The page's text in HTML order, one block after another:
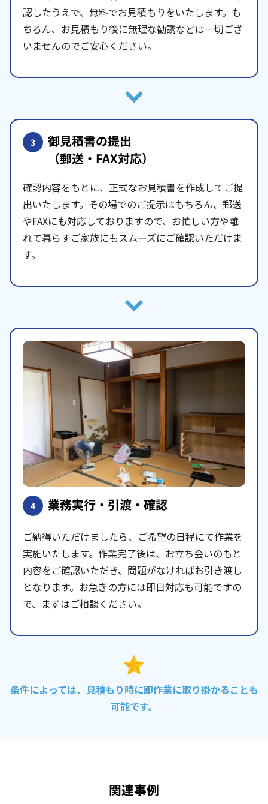
認したうえで、無料でお見積もりをいたします。も
ちろん、お見積もり後に無理な勧誘などは一切ござ
いませんのでご安心ください。
3 御見積書の提出
（郵送・FAX対応）
確認内容をもとに、正式なお見積書を作成してご提
出いたします。その場でのご提示はもちろん、郵送
やFAXにも対応しておりますので、お忙しい方や離
れて暮らすご家族にもスムーズにご確認いただけま
す。
4 業務実行・引渡・確認
ご納得いただけましたら、ご希望の日程にて作業を
実施いたします。作業完了後は、お立ち会いのもと
内容をご確認いただき、問題がなければお引き渡し
となります。お急ぎの方には即日対応も可能ですの
で、まずはご相談ください。
条件によっては、見積もり時に即作業に取り掛かることも
可能です。
関連事例